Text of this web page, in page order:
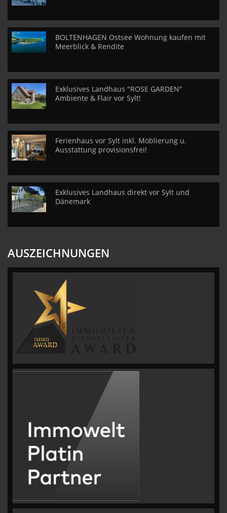
BOLTENHAGEN Ostsee Wohnung kaufen mit
Meerblick & Rendite
Exklusives Landhaus "ROSE GARDEN"
Ambiente & Flair vor Sylt!
Ferienhaus vor Sylt inkl. Möblierung u.
Ausstattung provisionsfrei!
Exklusives Landhaus direkt vor Sylt und
Dänemark
AUSZEICHNUNGEN